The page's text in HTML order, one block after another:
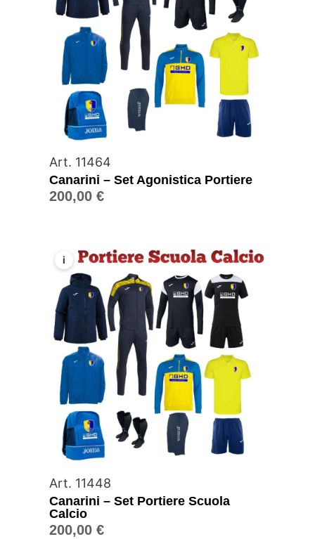
Art. 11464
Canarini – Set Agonistica Portiere
200,00€
i
Art. 11448
Canarini – Set Portiere Scuola
Calcio
200,00€